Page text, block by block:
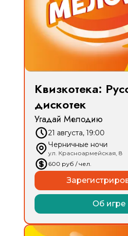
Квизкотека:
дискотек
Угадай Мелодию
21 августа, 19:00
Черничные ночи
ул. Красноармейская, 8
600 руб / чел.
Об игре